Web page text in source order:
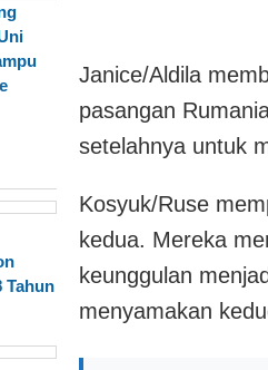
Tahun
Janice/Aldila
pasangan
setelahnya untuk
Kosyuk/Ruse
kedua. Mereka
keunggulan
menyamakan